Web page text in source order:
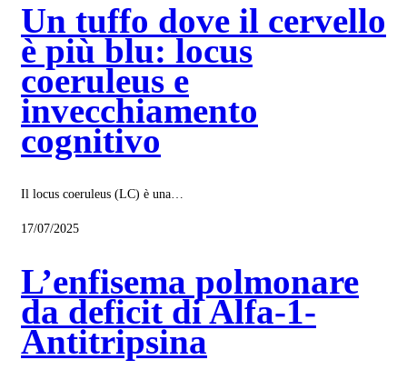
Un tuffo dove il cervello
è più blu: locus
coeruleus e
invecchiamento
cognitivo
Il locus coeruleus (LC) è una…
17/07/2025
L’enfisema polmonare
da deficit di Alfa-1-
Antitripsina